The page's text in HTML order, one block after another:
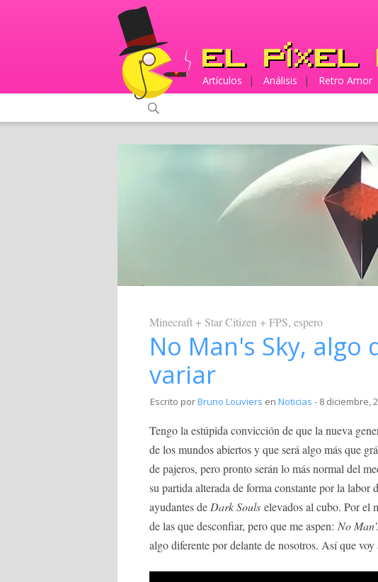
Artículos | Análisis | Retro Amor
Minecraft + Star Citizen + FPS, espero
No Man's Sky, algo
variar
Escrito porBruno Louviers en Noticias - 8 diciembre,
Tengo la estúpida convicción de que la nueva
de los mundos abiertos y que será algo más que
de pajeros, pero pronto serán lo más normal del
su partida alterada de forma constante por la
ayudantes de Dark Souls elevados al cubo. Por el
de las que desconfiar, pero que me aspen: No
algo diferente por delante de nosotros. Así que